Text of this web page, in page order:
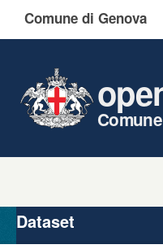
Comune di Genova
Organizzazioni
Gruppi
Dataset